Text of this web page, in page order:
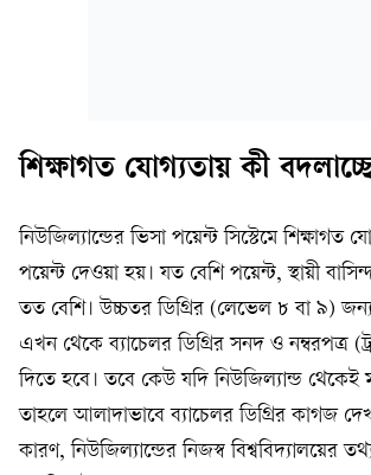
শিক্ষাগত যোগ্যতায় কী
নিউজিল্যান্ডের ভিসা পয়েন্ট সিস্টেমে শিক্ষাগত
পয়েন্ট দেওয়া হয়। যত বেশি পয়েন্ট, স্থায়ী
তত বেশি। উচ্চতর ডিগ্রির (লেভেল ৮ বা ৯)
এখন থেকে ব্যাচেলর ডিগ্রির সনদ ও নম্বরপত্র
দিতে হবে। তবে কেউ যদি নিউজিল্যান্ড থেকেই
তাহলে আলাদাভাবে ব্যাচেলর ডিগ্রির কাগজ
কারণ, নিউজিল্যান্ডের নিজস্ব বিশ্ববিদ্যালয়ের